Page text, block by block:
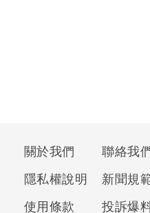
關於我們
聯絡我
隱私權說明
新聞規
使用條款
投訴爆